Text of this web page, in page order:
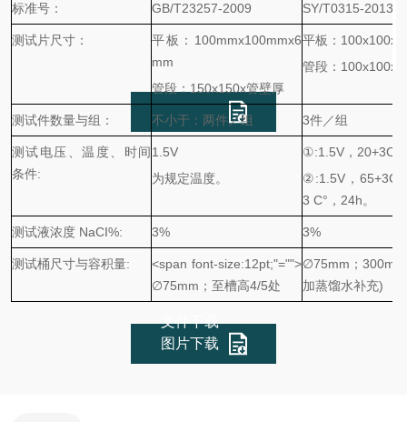
标准号： GB/T23257-2009 SY/T0315-2013
测试片尺寸： 平板：100mmx100mmx6
mm
管段：150x150x管壁厚
平板：100x100x6
管段：100x100x
测试件数量与组： 不小于：两件／组 3件／组
测试电压、温度、时间
条件:
1.5V
为规定温度。
①:1.5V，20+3C°
②:1.5V，65+3C°
3 C°，24h。
测试液浓度 NaCI%: 3% 3%
测试桶尺寸与容积量:
<span font-size:12pt;"="">
∅75mm；至槽高4/5处
∅75mm；
加蒸馏水补充)
文件下载
图片下载